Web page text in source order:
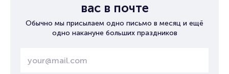
вас в почте
Обычно мы присылаем одно письмо в месяц и ещё
одно накануне больших праздников